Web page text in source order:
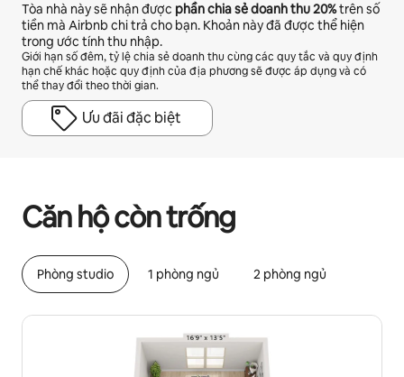
Tòa nhà này sẽ nhận được phần chia sẻ doanh thu20%trên số
tiền mà Airbnb chi trả cho bạn. Khoản này đã được thể hiện
trong ước tính thu nhập.
Giới hạn số đêm, tỷ lệ chia sẻ doanh thu cùng các quy tắc và quy định
hạn chế khác hoặc quy định của địa phương sẽ được áp dụng và có
thể thay đổi theo thời gian.
Ưu đãi đặc biệt
Căn hộ còn trống
Phòng studio 1 phòng ngủ 2 phòng ngủ